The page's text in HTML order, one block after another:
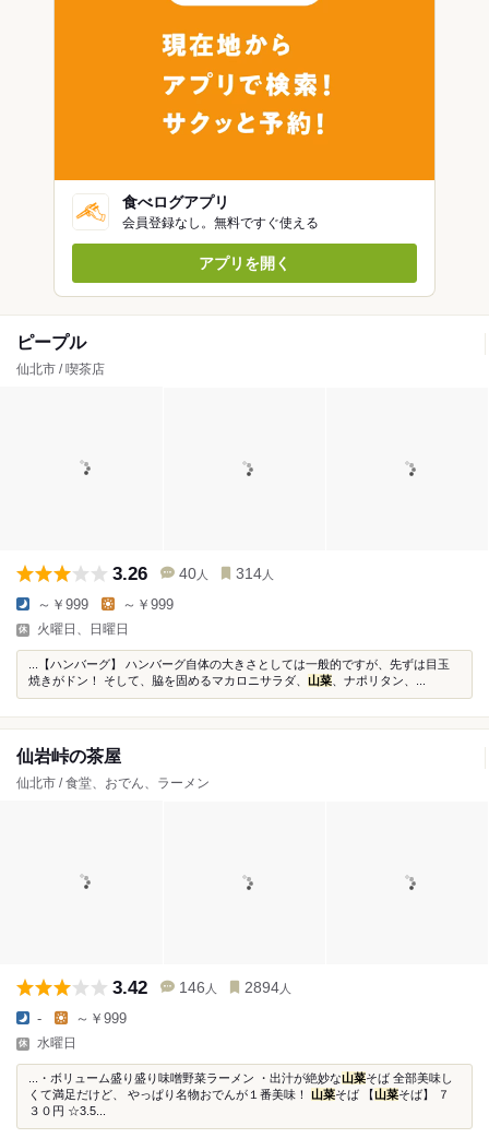
食べログアプリ
会員登録なし。無料ですぐ使える
アプリを開く
ピープル
仙北市 / 喫茶店
3.26 40 人 314 人
～￥999 ～￥999
火曜日、日曜日
...【ハンバーグ】 ハンバーグ自体の大きさとしては一般的ですが、先ずは目玉
焼きがドン！ そして、脇を固めるマカロニサラダ、 山菜 、ナポリタン、...
仙岩峠の茶屋
仙北市 / 食堂、おでん、ラーメン
3.42 146 人 2894 人
- ～￥999
水曜日
...・ボリューム盛り盛り味噌野菜ラーメン ・出汁が絶妙な山菜そば 全部美味し
くて満足だけど、 やっぱり名物おでんが１番美味！ 山菜そば 【山菜そば】 ７
３０円 ☆3.5...